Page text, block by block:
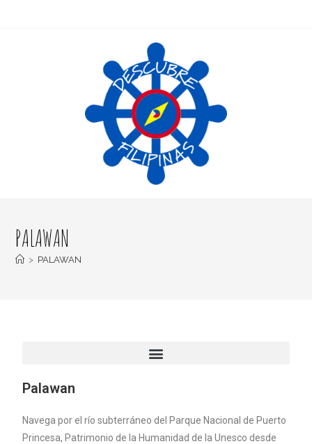
PALAWAN
> PALAWAN
Palawan
Navega por el río subterráneo del Parque Nacional de Puerto
Princesa, Patrimonio de la Humanidad de la Unesco desde